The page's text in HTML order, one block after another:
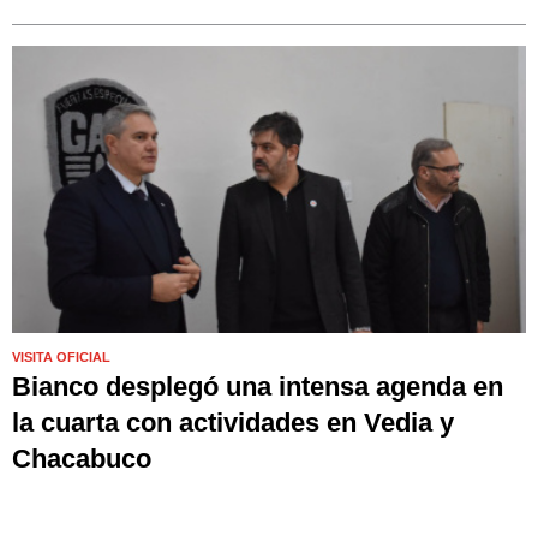
VISITA OFICIAL
Bianco desplegó una intensa agenda en
la cuarta con actividades en Vedia y
Chacabuco